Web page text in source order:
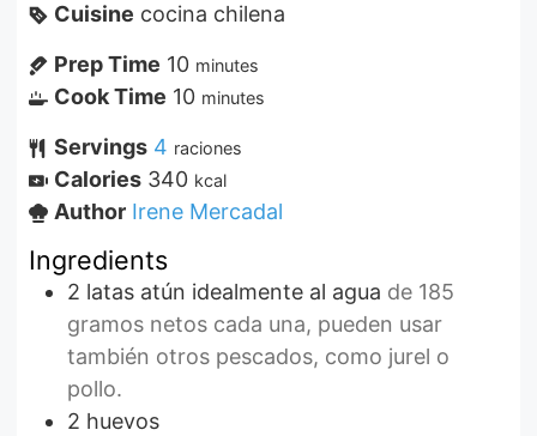
Cuisine cocina chilena
Prep Time 10 minutes
Cook Time 10 minutes
Servings 4 raciones
Calories 340 kcal
Author Irene Mercadal
Ingredients
2 latas atún idealmente al agua de 185
gramos netos cada una, pueden usar
también otros pescados, como jurel o
pollo.
2 huevos